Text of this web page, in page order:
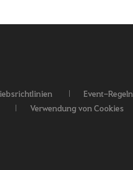
Event-Regeln
Verwendung von Cookies